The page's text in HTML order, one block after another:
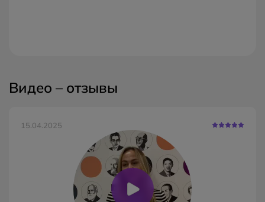
Видео – отзывы
15.04.2025